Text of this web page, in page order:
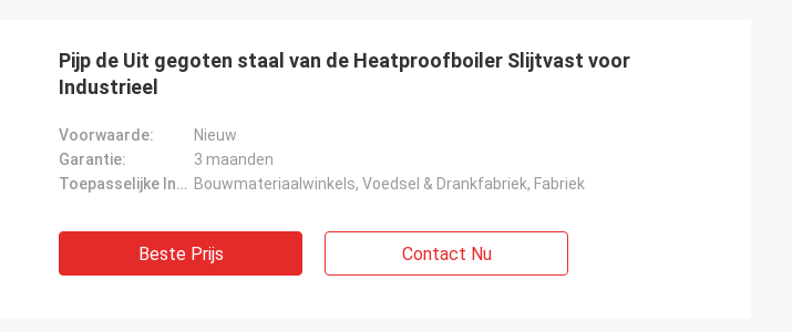
Pijp de Uit gegoten staal van de Heatproofboiler Slijtvast voor
Industrieel
Voorwaarde:
Nieuw
Garantie:
3 maanden
Toepasselijke Industrie: Bouwmateriaalwinkels, Voedsel & Drankfabriek, Fabriek
Beste Prijs Contact Nu